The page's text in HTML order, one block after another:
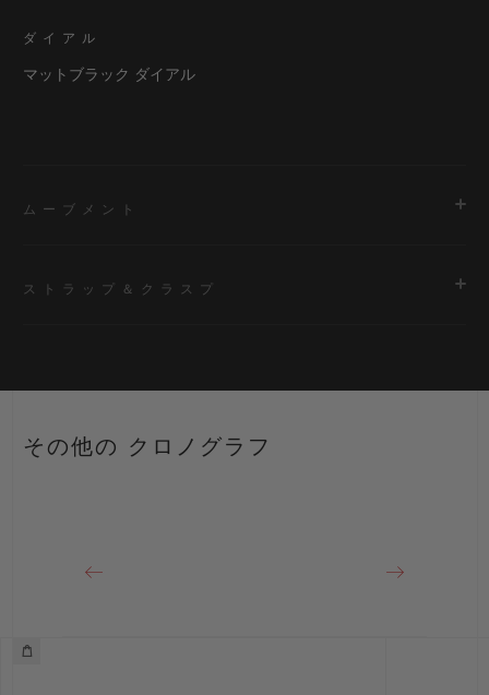
ダイアル
マットブラック ダイアル
ムーブメント
約48時間
ストラップ＆クラスプ
ストラップ
その他の クロノグラフ